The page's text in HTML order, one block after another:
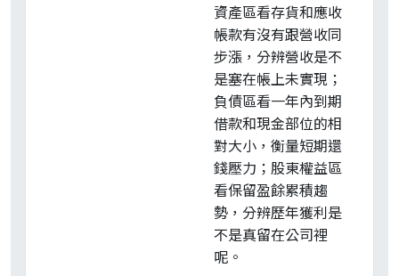
資產區看存貨和應收
帳款有沒有跟營收同
步漲，分辨營收是不
是塞在帳上未實現；
負債區看一年內到期
借款和現金部位的相
對大小，衡量短期還
錢壓力；股東權益區
看保留盈餘累積趨
勢，分辨歷年獲利是
不是真留在公司裡
呢。